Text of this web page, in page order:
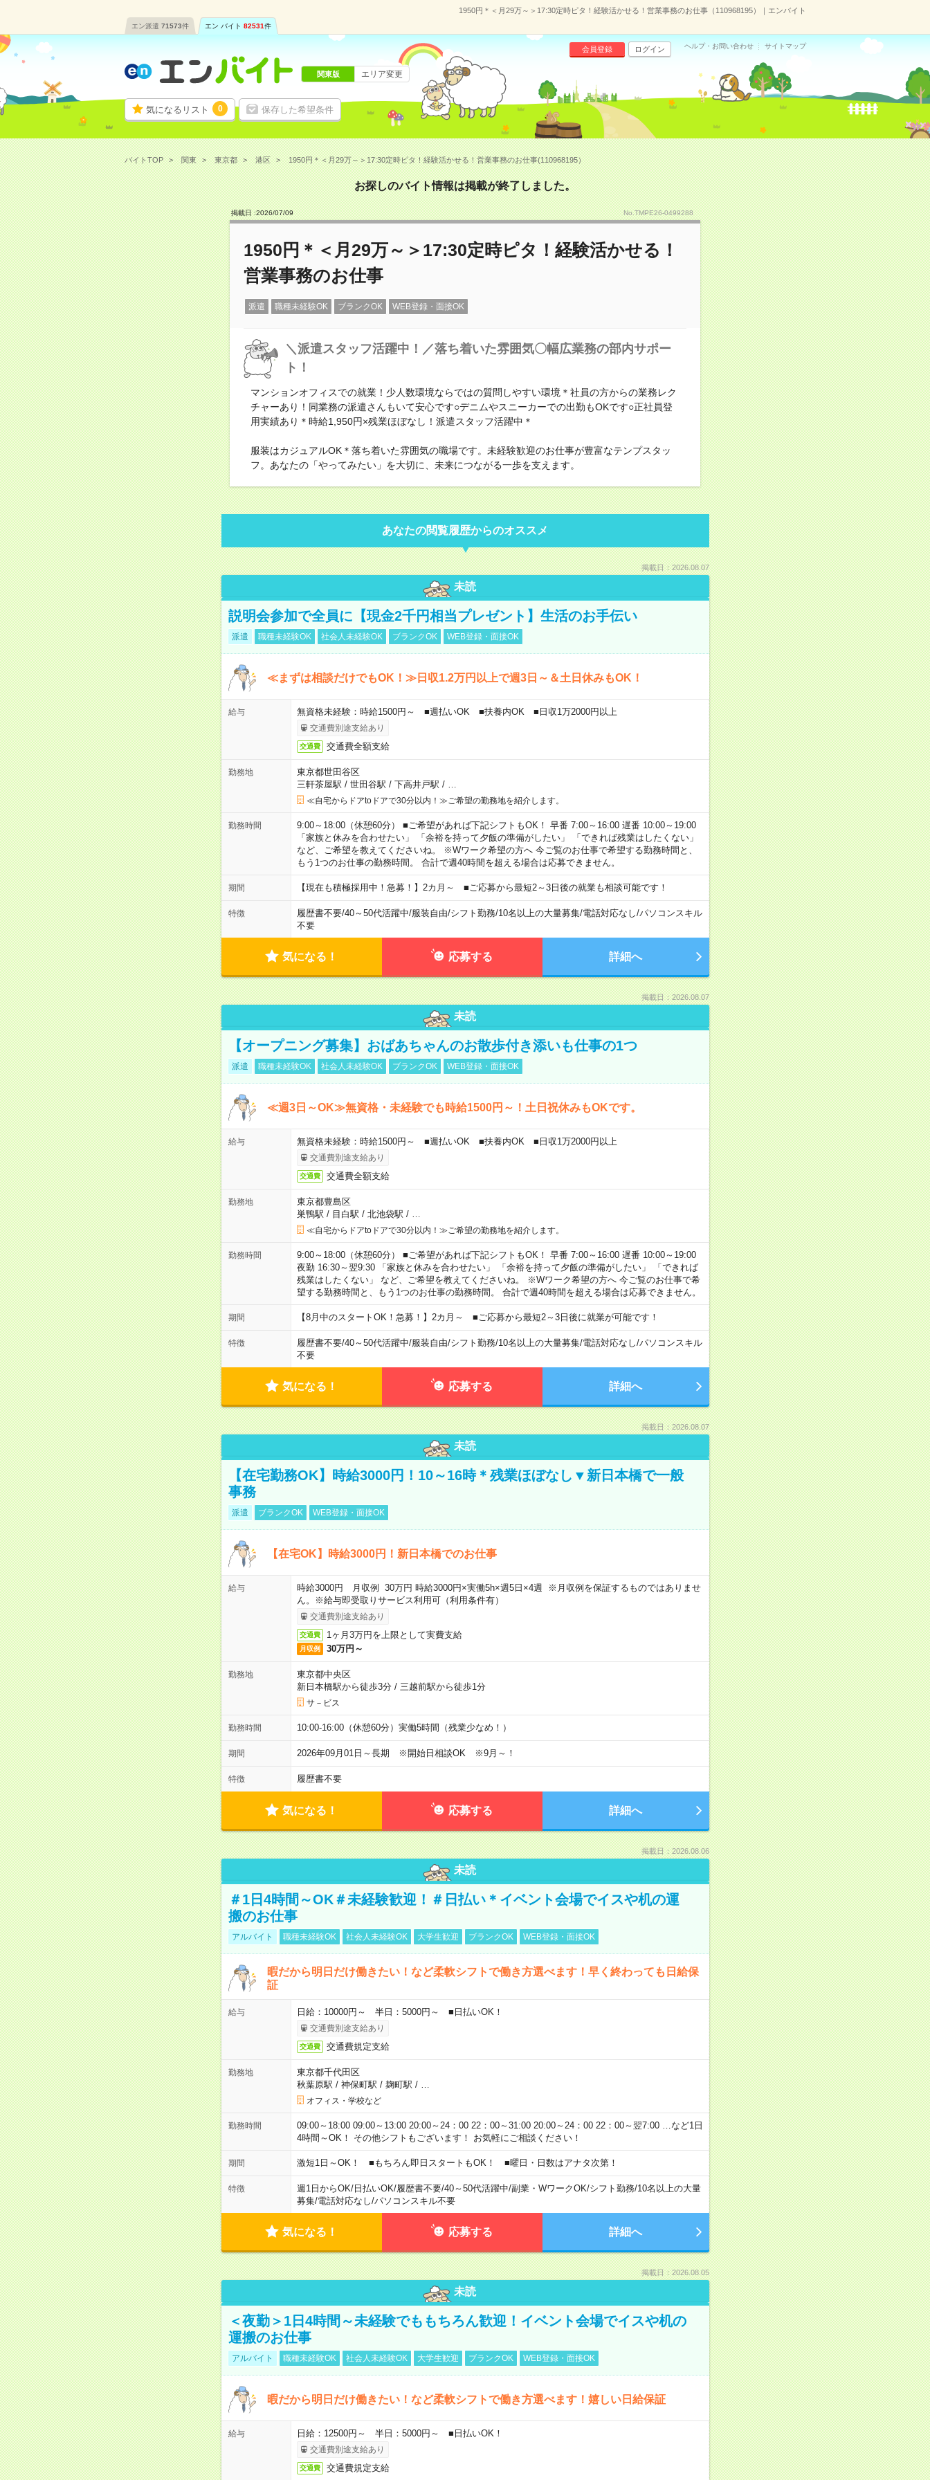
1950円＊＜月29万～＞17:30定時ピタ！経験活かせる！営業事務のお仕事（110968195）｜エンバイト
エン派遣 71573件 エン バイト 82531件
気になるリスト 0 保存した希望条件
会員登録 ログイン ヘルプ・お問い合わせ サイトマップ
関東版 エリア変更
バイトTOP 関東 東京都 港区 1950円＊＜月29万～＞17:30定時ピタ！経験活かせる！営業事務のお仕事(110968195）
お探しのバイト情報は掲載が終了しました。
掲載日 :2026/07/09 No.TMPE26-0499288
1950円＊＜月29万～＞17:30定時ピタ！経験活かせる！
営業事務のお仕事
派遣 職種未経験OK ブランクOK WEB登録・面接OK
＼派遣スタッフ活躍中！／落ち着いた雰囲気〇幅広業務の部内サポー
ト！
マンションオフィスでの就業！少人数環境ならではの質問しやすい環境＊社員の方からの業務レク
チャーあり！同業務の派遣さんもいて安心です○デニムやスニーカーでの出勤もOKです○正社員登
用実績あり＊時給1,950円×残業ほぼなし！派遣スタッフ活躍中＊
服装はカジュアルOK＊落ち着いた雰囲気の職場です。未経験歓迎のお仕事が豊富なテンプスタッ
フ。あなたの「やってみたい」を大切に、未来につながる一歩を支えます。
あなたの閲覧履歴からのオススメ
掲載日：2026.08.07
未読
説明会参加で全員に【現金2千円相当プレゼント】生活のお手伝い
派遣 職種未経験OK 社会人未経験OK ブランクOK WEB登録・面接OK
≪まずは相談だけでもOK！≫日収1.2万円以上で週3日～＆土日休みもOK！
給与 無資格未経験：時給1500円～ ■週払いOK ■扶養内OK ■日収1万2000円以上
交通費別途支給あり
交通費 交通費全額支給
勤務地
東京都世田谷区
三軒茶屋駅 / 世田谷駅 / 下高井戸駅 /
≪自宅からドアtoドアで30分以内！≫ご希望の勤務地を紹介します。
勤務時間
9:00～18:00（休憩60分） ■ご希望があれば下記シフトもOK！ 早番 7:00～16:00 遅番 10:00～19:00
「家族と休みを合わせたい」 「余裕を持って夕飯の準備がしたい」 「できれば残業はしたくない」
など、ご希望を教えてくださいね。 ※Wワーク希望の方へ 今ご覧のお仕事で希望する勤務時間と、
もう1つのお仕事の勤務時間。 合計で週40時間を超える場合は応募できません。
期間 【現在も積極採用中！急募！】2カ月～ ■ご応募から最短2～3日後の就業も相談可能です！
特徴 履歴書不要/40～50代活躍中/服装自由/シフト勤務/10名以上の大量募集/電話対応なし/パソコンスキル
不要
気になる！ 応募する 詳細へ
掲載日：2026.08.07
未読
【オープニング募集】おばあちゃんのお散歩付き添いも仕事の1つ
派遣 職種未経験OK 社会人未経験OK ブランクOK WEB登録・面接OK
≪週3日～OK≫無資格・未経験でも時給1500円～！土日祝休みもOKです。
給与 無資格未経験：時給1500円～ ■週払いOK ■扶養内OK ■日収1万2000円以上
交通費別途支給あり
交通費 交通費全額支給
勤務地
東京都豊島区
巣鴨駅 / 目白駅 / 北池袋駅 /
≪自宅からドアtoドアで30分以内！≫ご希望の勤務地を紹介します。
勤務時間
9:00～18:00（休憩60分） ■ご希望があれば下記シフトもOK！ 早番 7:00～16:00 遅番 10:00～19:00
夜勤 16:30～翌9:30 「家族と休みを合わせたい」 「余裕を持って夕飯の準備がしたい」 「できれば
残業はしたくない」 など、ご希望を教えてくださいね。 ※Wワーク希望の方へ 今ご覧のお仕事で希
望する勤務時間と、もう1つのお仕事の勤務時間。 合計で週40時間を超える場合は応募できません。
期間 【8月中のスタートOK！急募！】2カ月～ ■ご応募から最短2～3日後に就業が可能です！
特徴 履歴書不要/40～50代活躍中/服装自由/シフト勤務/10名以上の大量募集/電話対応なし/パソコンスキル
不要
気になる！ 応募する 詳細へ
掲載日：2026.08.07
未読
【在宅勤務OK】時給3000円！10～16時＊残業ほぼなし▼新日本橋で一般
事務
派遣 ブランクOK WEB登録・面接OK
【在宅OK】時給3000円！新日本橋でのお仕事
給与
時給3000円 月収例 30万円 時給3000円×実働5h×週5日×4週 ※月収例を保証するものではありませ
ん。※給与即受取りサービス利用可（利用条件有）
交通費別途支給あり
交通費 1ヶ月3万円を上限として実費支給
月収例 30万円～
勤務地
東京都中央区
新日本橋駅から徒歩3分/ 三越前駅から徒歩1分
サ－ビス
勤務時間 10:00-16:00（休憩60分）実働5時間（残業少なめ！）
期間 2026年09月01日～長期 ※開始日相談OK ※9月～！
特徴 履歴書不要
気になる！ 応募する 詳細へ
掲載日：2026.08.06
未読
＃1日4時間～OK＃未経験歓迎！＃日払い＊イベント会場でイスや机の運
搬のお仕事
アルバイト 職種未経験OK 社会人未経験OK 大学生歓迎 ブランクOK WEB登録・面接OK
暇だから明日だけ働きたい！など柔軟シフトで働き方選べます！早く終わっても日給保
証
給与 日給：10000円～ 半日：5000円～ ■日払いOK！
交通費別途支給あり
交通費 交通費規定支給
勤務地
東京都千代田区
秋葉原駅 / 神保町駅 / 麹町駅 /
オフィス・学校など
勤務時間
09:00～18:00 09:00～13:00 20:00～24：00 22：00～31:00 20:00～24：00 22：00～翌7:00 …など1日
4時間～OK！ その他シフトもございます！ お気軽にご相談ください！
期間 激短1日～OK！ ■もちろん即日スタートもOK！ ■曜日・日数はアナタ次第！
特徴 週1日からOK/日払いOK/履歴書不要/40～50代活躍中/副業・WワークOK/シフト勤務/10名以上の大量
募集/電話対応なし/パソコンスキル不要
気になる！ 応募する 詳細へ
掲載日：2026.08.05
未読
＜夜勤＞1日4時間～未経験でももちろん歓迎！イベント会場でイスや机の
運搬のお仕事
アルバイト 職種未経験OK 社会人未経験OK 大学生歓迎 ブランクOK WEB登録・面接OK
暇だから明日だけ働きたい！など柔軟シフトで働き方選べます！嬉しい日給保証
給与 日給：12500円～ 半日：5000円～ ■日払いOK！
交通費別途支給あり
交通費 交通費規定支給